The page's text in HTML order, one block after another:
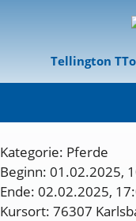
Tellington
Kategorie: Pferde
Beginn: 01.02.2025,
Ende: 02.02.2025,
Kursort: 76307